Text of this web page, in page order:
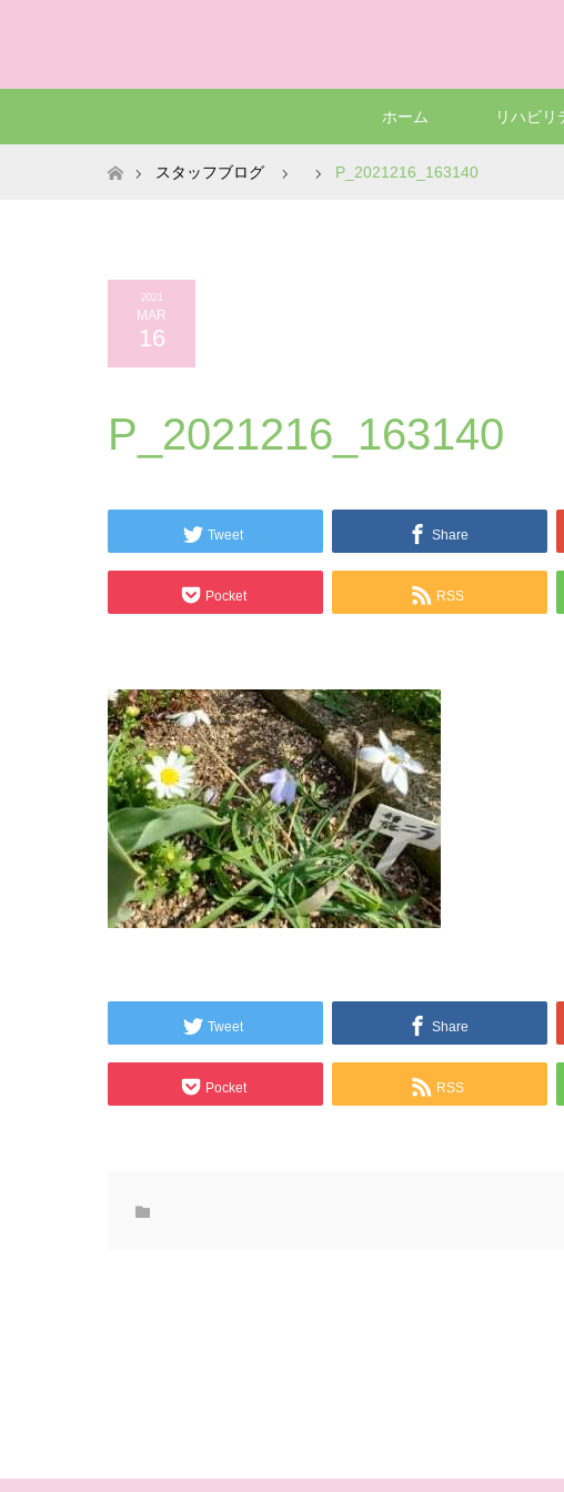
ホーム リハビリ
ホームスタッフブログ P_2021216_163140
2021
MAR
16
P_2021216_163140
Tweet Share
Pocket RSS
Tweet Share
Pocket RSS